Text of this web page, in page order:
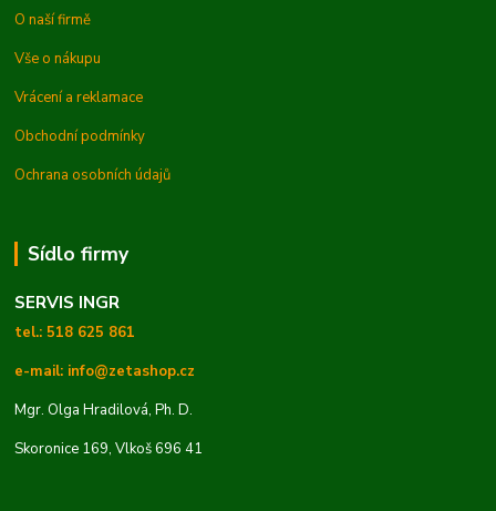
O naší firmě
Vše o nákupu
Vrácení a reklamace
Obchodní podmínky
Ochrana osobních údajů
Sídlo firmy
SERVIS INGR
tel.: 518 625 861
e-mail: info@zetashop.cz
Mgr. Olga Hradilová, Ph. D.
Skoronice 169, Vlkoš 696 41